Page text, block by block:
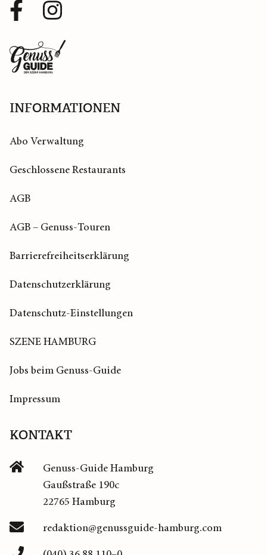
Facebook
Profil
Instagram
Zurück
zur
INFORMATIONEN
Abo Verwaltung
Geschlossene Restaurants
AGB
AGB – Genuss-Touren
Barrierefreiheitserklärung
Datenschutzerklärung
Datenschutz-Einstellungen
SZENE HAMBURG
Jobs beim Genuss-Guide
Impressum
KONTAKT
Genuss-Guide Hamburg
Gaußstraße 190c
22765 Hamburg
redaktion@genussguide-hamburg.com